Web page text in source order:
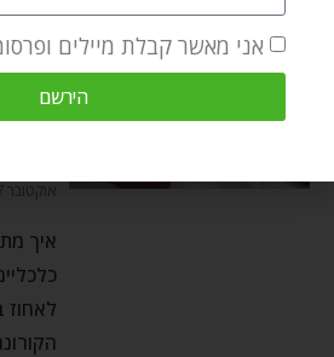
איך
לאחוז
אני מאשר קבלת מיילים
הירשם